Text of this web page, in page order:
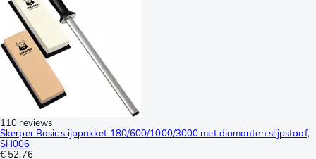
110 reviews
Skerper Basic slijppakket 180/600/1000/3000 met diamanten slijpstaaf,
SH006
€ 52,76